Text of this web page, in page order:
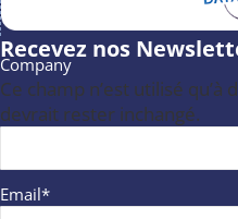
Recevez nos
Company
Ce champ n’est utilisé
devrait rester inchangé.
Email*